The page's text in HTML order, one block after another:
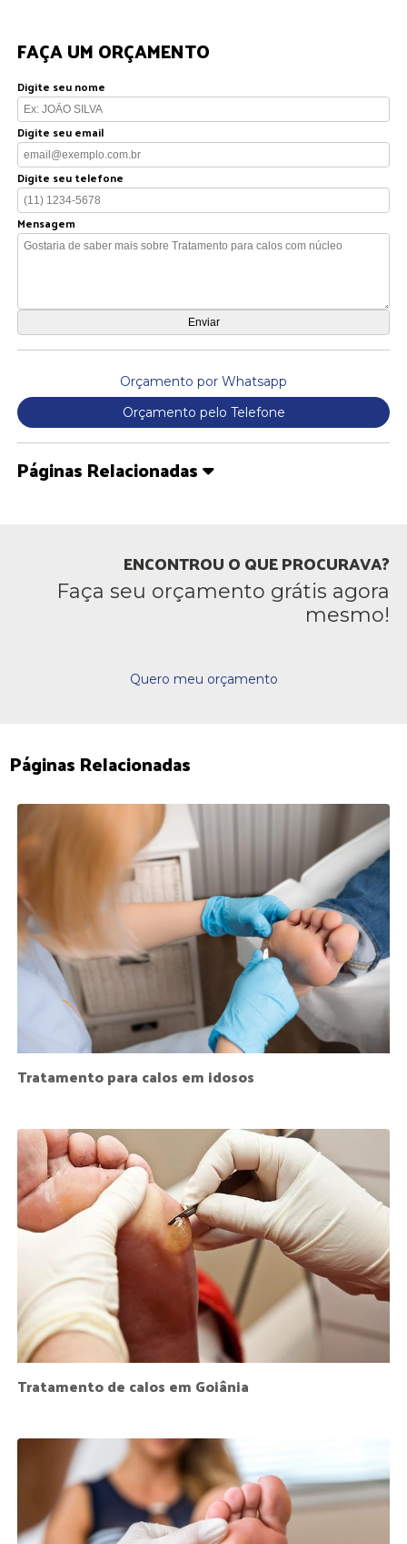
FAÇA UM ORÇAMENTO
Digite seu nome
Digite seu email
Digite seu telefone
Mensagem
Orçamento por Whatsapp
Orçamento pelo Telefone
Páginas Relacionadas
ENCONTROU O QUE PROCURAVA?
Faça seu orçamento grátis agora
mesmo!
Quero meu orçamento
Páginas Relacionadas
Tratamento para calos em idosos
Tratamento de calos em Goiânia